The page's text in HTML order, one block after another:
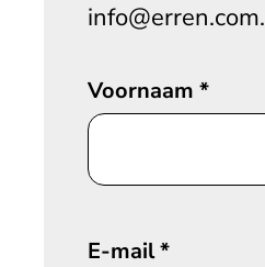
info@erren.com.
Voornaam *
E-mail*